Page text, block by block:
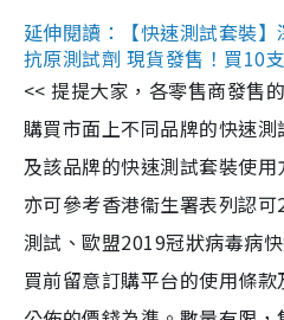
延伸閱讀：【快速測試套裝
抗原測試劑 現貨發售！買10
<< 提提大家，各零售商發售
購買市面上不同品牌的快速
及該品牌的快速測試套裝使
亦可參考香港衞生署表列認
測試、歐盟2019冠狀病毒病
買前留意訂購平台的使用條